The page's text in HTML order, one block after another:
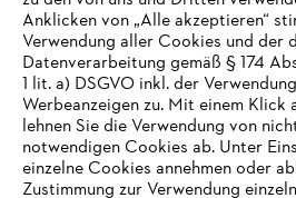
E-Mail-Adresse
Jetzt
IHR BROWSER WIRD
UNTERSTÜTZT
Anklicken von „Alle akzeptieren“
Verwendung aller Cookies und der
Datenverarbeitung gemäß § 174
1 lit. a) DSGVO inkl. der
Werbeanzeigen zu. Mit einem Klick
lehnen Sie die Verwendung von
notwendigen Cookies ab. Unter
einzelne Cookies annehmen oder
Zustimmung zur Verwendung